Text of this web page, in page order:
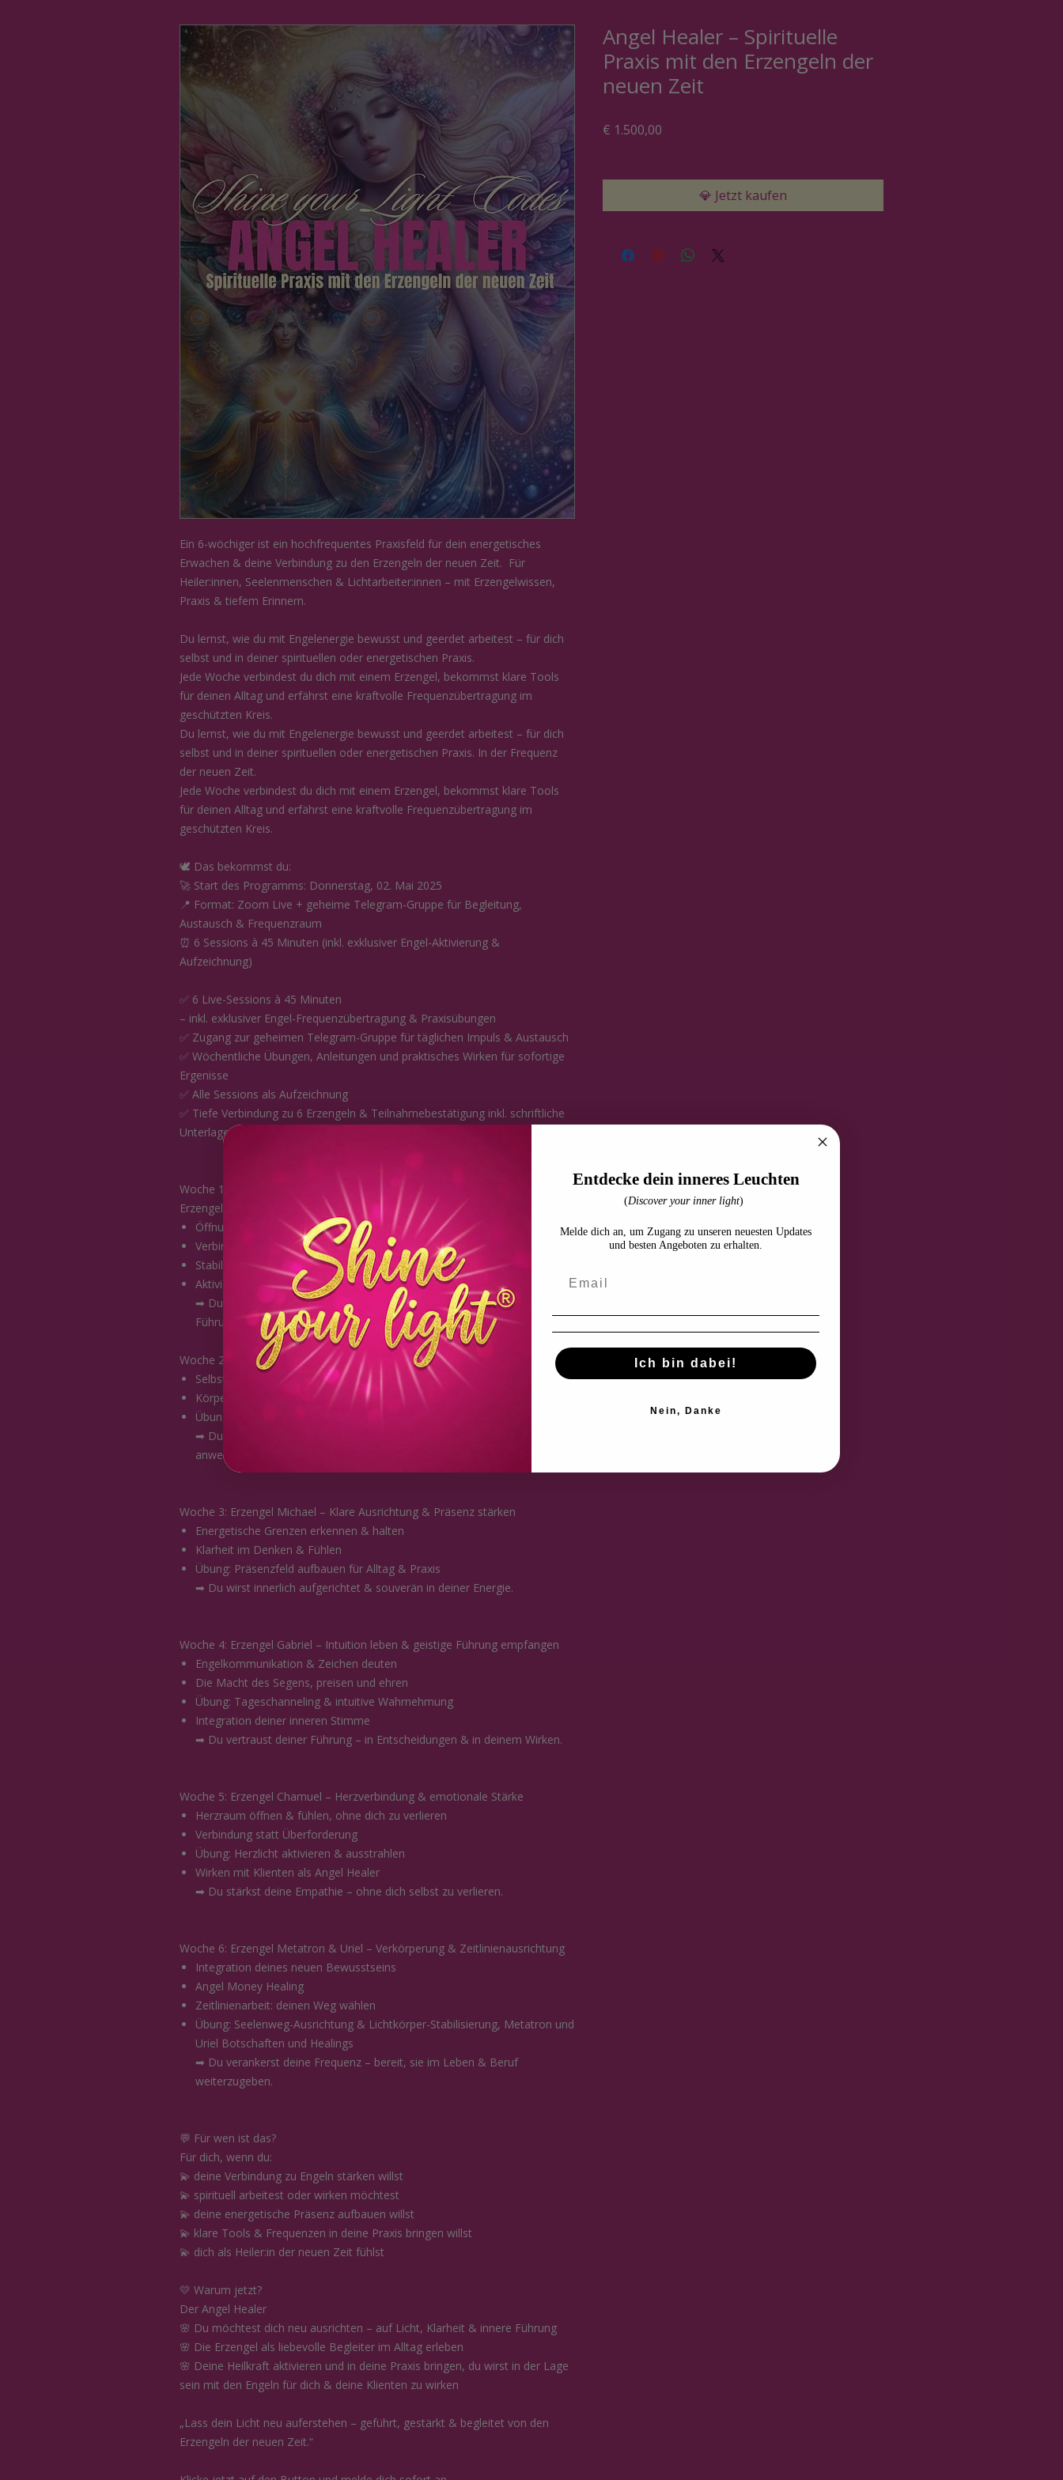
Ein 6-wöchiger ist ein hochfrequentes Praxisfeld für dein energetisches
Erwachen & deine Verbindung zu den Erzengeln der neuen Zeit. Für
Heiler:innen, Seelenmenschen & Lichtarbeiter:innen – mit Erzengelwissen,
Praxis & tiefem Erinnern.
Du lernst, wie du mit Engelenergie bewusst und geerdet arbeitest – für dich
selbst und in deiner spirituellen oder energetischen Praxis.
Jede Woche verbindest du dich mit einem Erzengel, bekommst klare Tools
für deinen Alltag und erfährst eine kraftvolle Frequenzübertragung im
geschützten Kreis.
Du lernst, wie du mit Engelenergie bewusst und geerdet arbeitest – für dich
selbst und in deiner spirituellen oder energetischen Praxis. In der Frequenz
der neuen Zeit.
Jede Woche verbindest du dich mit einem Erzengel, bekommst klare Tools
für deinen Alltag und erfährst eine kraftvolle Frequenzübertragung im
geschützten Kreis.
🕊 Das bekommst du:
🚀 Start des Programms: Donnerstag, 02. Mai 2025
📍 Format: Zoom Live + geheime Telegram-Gruppe für Begleitung,
Austausch & Frequenzraum
⏰ 6 Sessions à 45 Minuten (inkl. exklusiver Engel-Aktivierung &
Aufzeichnung)
✅ 6 Live-Sessions à 45 Minuten
– inkl. exklusiver Engel-Frequenzübertragung & Praxisübungen
✅ Zugang zur geheimen Telegram-Gruppe für täglichen Impuls & Austausch
✅ Wöchentliche Übungen, Anleitungen und praktisches Wirken für sofortige
Ergenisse
✅ Alle Sessions als Aufzeichnung
✅ Tiefe Verbindung zu 6 Erzengeln & Teilnahmebestätigung inkl. schriftliche
Unterlagen
Woche 1: Angel Chakren-Freischaltung & Kanalöffnung
Erzengel-Feld: Raphael, Michael, Chamuel, Gabriel, Uriel, Metatron
Öffnung deiner spirituellen Zentren
Verbindung der irdischen & feinstofflichen Chakren
Stabilisierung deines Energiefeldes
Aktivierung deiner Engelverbindung & Wahrnehmung
➡ Du bekommst ein starkes Fundament für deine Energiearbeit & innere
Führung.
Woche 2: Erzengel Raphael – Heilfrequenz im Alltag spüren & nutzen
Selbstheilung aktivieren
Körper & Emotionen energetisch balancieren
Übung: Energetisches Handscannen & Ausgleich
➡ Du erkennst, was Heilung wirklich bedeutet – und wie du sie im Alltag
anwendest.
Woche 3: Erzengel Michael – Klare Ausrichtung & Präsenz stärken
Energetische Grenzen erkennen & halten
Klarheit im Denken & Fühlen
Übung: Präsenzfeld aufbauen für Alltag & Praxis
➡ Du wirst innerlich aufgerichtet & souverän in deiner Energie.
Woche 4: Erzengel Gabriel – Intuition leben & geistige Führung empfangen
Engelkommunikation & Zeichen deuten
Die Macht des Segens, preisen und ehren
Übung: Tageschanneling & intuitive Wahrnehmung
Integration deiner inneren Stimme
➡ Du vertraust deiner Führung – in Entscheidungen & in deinem Wirken.
Woche 5: Erzengel Chamuel – Herzverbindung & emotionale Stärke
Herzraum öffnen & fühlen, ohne dich zu verlieren
Verbindung statt Überforderung
Übung: Herzlicht aktivieren & ausstrahlen
Wirken mit Klienten als Angel Healer
➡ Du stärkst deine Empathie – ohne dich selbst zu verlieren.
Woche 6: Erzengel Metatron & Uriel – Verkörperung & Zeitlinienausrichtung
Integration deines neuen Bewusstseins
Angel Money Healing
Zeitlinienarbeit: deinen Weg wählen
Übung: Seelenweg-Ausrichtung & Lichtkörper-Stabilisierung, Metatron und
Uriel Botschaften und Healings
➡ Du verankerst deine Frequenz – bereit, sie im Leben & Beruf
weiterzugeben.
💬 Für wen ist das?
Für dich, wenn du:
💫 deine Verbindung zu Engeln stärken willst
💫 spirituell arbeitest oder wirken möchtest
💫 deine energetische Präsenz aufbauen willst
💫 klare Tools & Frequenzen in deine Praxis bringen willst
💫 dich als Heiler:in der neuen Zeit fühlst
💛 Warum jetzt?
Der Angel Healer
🌸 Du möchtest dich neu ausrichten – auf Licht, Klarheit & innere Führung
🌸 Die Erzengel als liebevolle Begleiter im Alltag erleben
🌸 Deine Heilkraft aktivieren und in deine Praxis bringen, du wirst in der Lage
sein mit den Engeln für dich & deine Klienten zu wirken
„Lass dein Licht neu auferstehen – geführt, gestärkt & begleitet von den
Erzengeln der neuen Zeit.“
Angel Healer – Spirituelle
Praxis mit den Erzengeln der
neuen Zeit
€ 1.500,00
💎 Jetzt kaufen
Entdecke dein inneres Leuchten
(Discover your inner light)
Melde dich an, um Zugang zu unseren neuesten Updates
und besten Angeboten zu erhalten.
Ich bin dabei!
Nein, Danke